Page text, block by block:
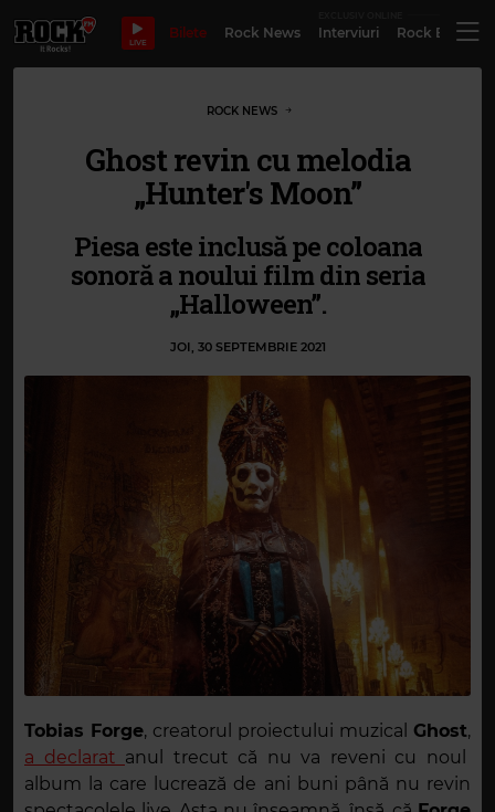
LIVE
Bilete Rock News Interviuri Rock
ROCK NEWS
Ghost revin cu melodia
„Hunter's Moon”
Piesa este inclusă pe coloana
sonoră a noului film din seria
„Halloween”.
JOI, 30 SEPTEMBRIE 2021
Tobias Forge, creatorul proiectului muzical Ghost,
a declarat anul trecut că nu va reveni cu noul
album la care lucrează de ani buni până nu revin